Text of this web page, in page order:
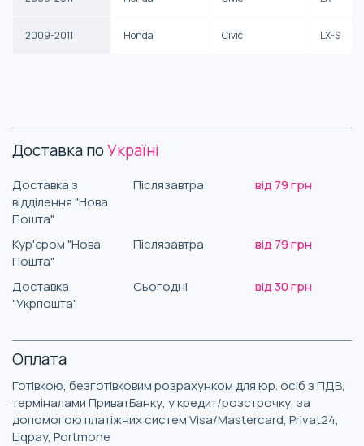
2009-2011 Honda Civic LX-S
Доставка поУкраїні
Доставка з
відділення "Нова
Пошта"
Післязавтра від 79 грн
Кур'єром "Нова
Пошта"
Післязавтра від 79 грн
Доставка
"Укрпошта"
Сьогодні від 30 грн
Оплата
Готівкою, безготівковим розрахунком для юр. осіб з ПДВ,
терміналами ПриватБанку, у кредит/розстрочку, за
допомогою платіжних систем Visa/Mastercard, Privat24,
Liqpay, Portmone